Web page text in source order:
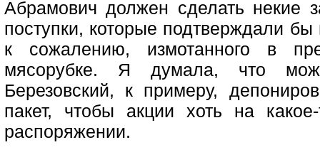
Абрамович должен сделать некие
поступки, которые подтверждали бы
к сожалению, измотанного в
мясорубке. Я думала, что
Березовский, к примеру,
пакет, чтобы акции хоть на
распоряжении.